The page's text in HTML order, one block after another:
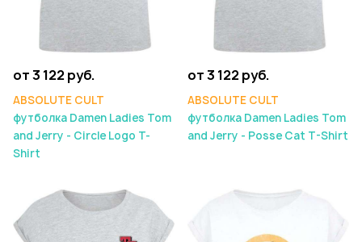
от 3 122 руб.
ABSOLUTE CULT
футболка Damen Ladies Tom
and Jerry - Circle Logo T-
Shirt
от 3 122 руб.
ABSOLUTE CULT
футболка Damen Ladies Tom
and Jerry - Posse Cat T-Shirt